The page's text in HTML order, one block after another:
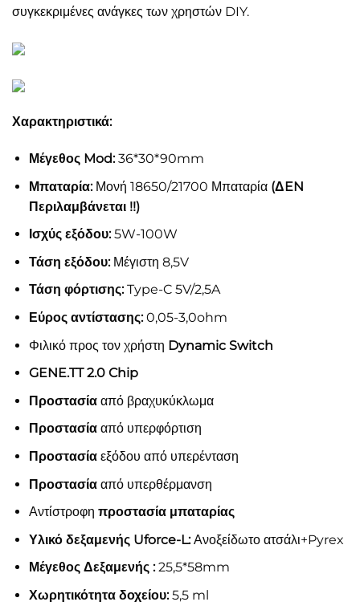
συγκεκριμένες ανάγκες των χρηστών DIY.
Χαρακτηριστικά:
Μέγεθος Mod:36*30*90mm
Μπαταρία:Μονή 18650/21700 Μπαταρία (ΔEN
Περιλαμβάνεται !!)
Ισχύς εξόδου:5W-100W
Τάση εξόδου:Μέγιστη 8,5V
Τάση φόρτισης:Type-C 5V/2,5A
Εύρος αντίστασης:0,05-3,0ohm
Φιλικό προς τον χρήστη Dynamic Switch
GENE.TT 2.0 Chip
Προστασίααπό βραχυκύκλωμα
Προστασίααπό υπερφόρτιση
Προστασίαεξόδου από υπερένταση
Προστασίααπό υπερθέρμανση
Αντίστροφη προστασία μπαταρίας
Υλικό δεξαμενής Uforce-L:Ανοξείδωτο ατσάλι+Pyrex
Μέγεθος Δεξαμενής :25,5*58mm
Χωρητικότητα δοχείου:5,5 ml